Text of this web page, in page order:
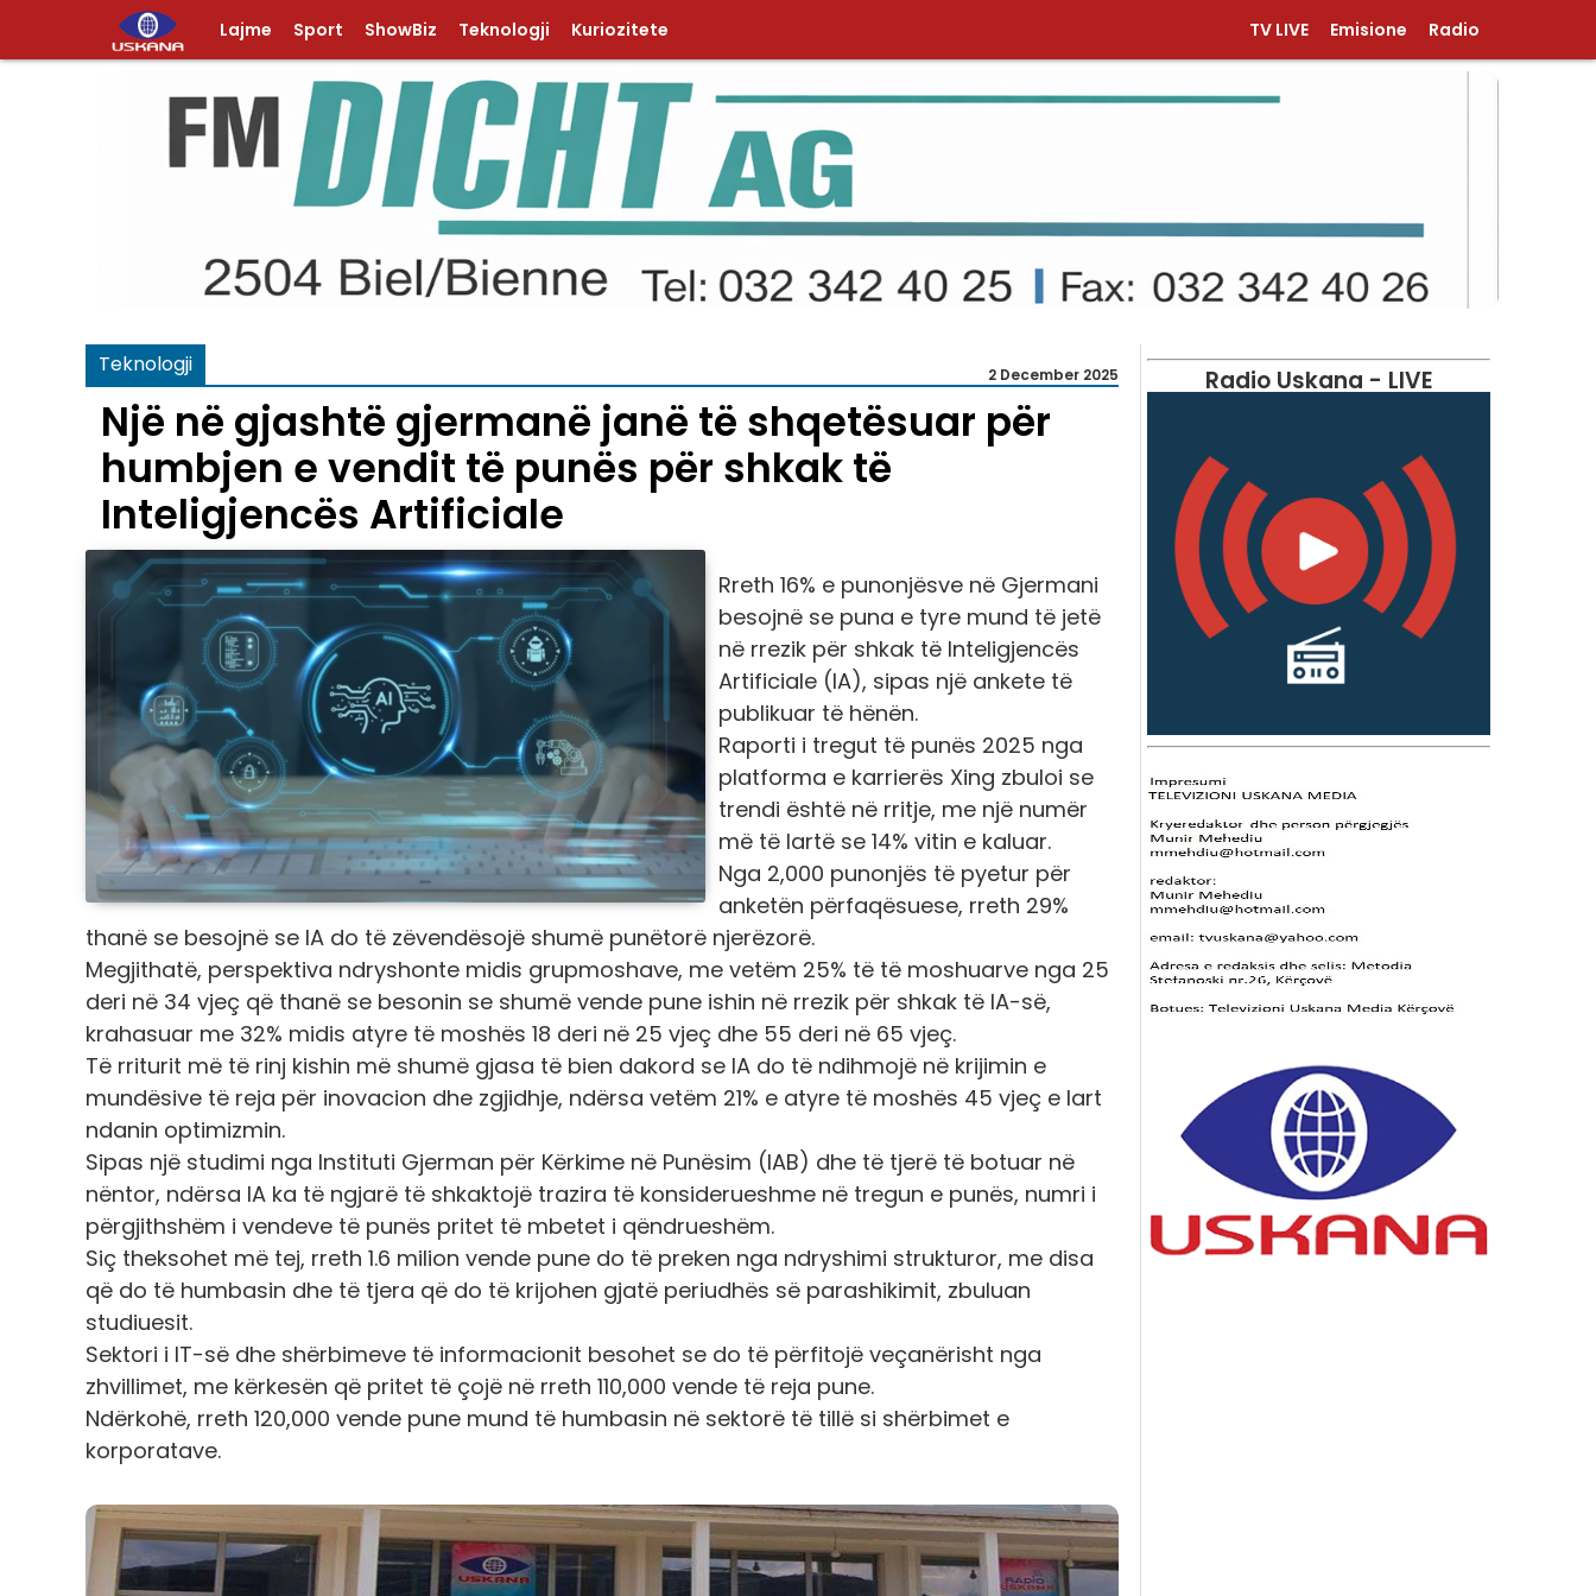
Lajme Sport ShowBiz Teknologji Kuriozitete TV LIVE Emisione Radio
Teknologji 2 December 2025
Një në gjashtë gjermanë janë të shqetësuar për
humbjen e vendit të punës për shkak të
Inteligjencës Artificiale
​​​​​Rreth 16% e punonjësve në Gjermani
besojnë se puna e tyre mund të jetë
në rrezik për shkak të Inteligjencës
Artificiale (IA), sipas një ankete të
publikuar të hënën.
Raporti i tregut të punës 2025 nga
platforma e karrierës Xing zbuloi se
trendi është në rritje, me një numër
më të lartë se 14% vitin e kaluar.
Nga 2,000 punonjës të pyetur për
anketën përfaqësuese, rreth 29%
thanë se besojnë se IA do të zëvendësojë shumë punëtorë njerëzorë.
Megjithatë, perspektiva ndryshonte midis grupmoshave, me vetëm 25% të të moshuarve nga 25
deri në 34 vjeç që thanë se besonin se shumë vende pune ishin në rrezik për shkak të IA-së,
krahasuar me 32% midis atyre të moshës 18 deri në 25 vjeç dhe 55 deri në 65 vjeç.
Të rriturit më të rinj kishin më shumë gjasa të bien dakord se IA do të ndihmojë në krijimin e
mundësive të reja për inovacion dhe zgjidhje, ndërsa vetëm 21% e atyre të moshës 45 vjeç e lart
ndanin optimizmin.
Sipas një studimi nga Instituti Gjerman për Kërkime në Punësim (IAB) dhe të tjerë të botuar në
nëntor, ndërsa IA ka të ngjarë të shkaktojë trazira të konsiderueshme në tregun e punës, numri i
përgjithshëm i vendeve të punës pritet të mbetet i qëndrueshëm.
Siç theksohet më tej, rreth 1.6 milion vende pune do të preken nga ndryshimi strukturor, me disa
që do të humbasin dhe të tjera që do të krijohen gjatë periudhës së parashikimit, zbuluan
studiuesit.
Sektori i IT-së dhe shërbimeve të informacionit besohet se do të përfitojë veçanërisht nga
zhvillimet, me kërkesën që pritet të çojë në rreth 110,000 vende të reja pune.
Ndërkohë, rreth 120,000 vende pune mund të humbasin në sektorë të tillë si shërbimet e
korporatave.
Radio Uskana - LIVE